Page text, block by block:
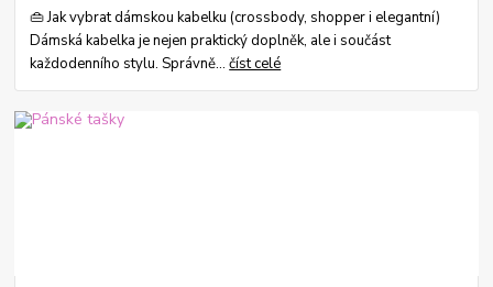
👜 Jak vybrat dámskou kabelku (crossbody, shopper i elegantní)
Dámská kabelka je nejen praktický doplněk, ale i součást
každodenního stylu. Správně...číst celé